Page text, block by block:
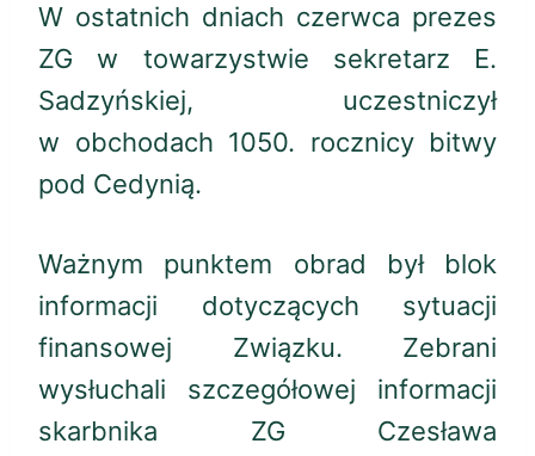
W ostatnich dniach czerwca prezes
ZG w towarzystwie sekretarz E.
Sadzyńskiej, uczestniczył
w obchodach 1050. rocznicy bitwy
pod Cedynią.
Ważnym punktem obrad był blok
informacji dotyczących sytuacji
finansowej Związku. Zebrani
wysłuchali szczegółowej informacji
skarbnika ZG Czesława